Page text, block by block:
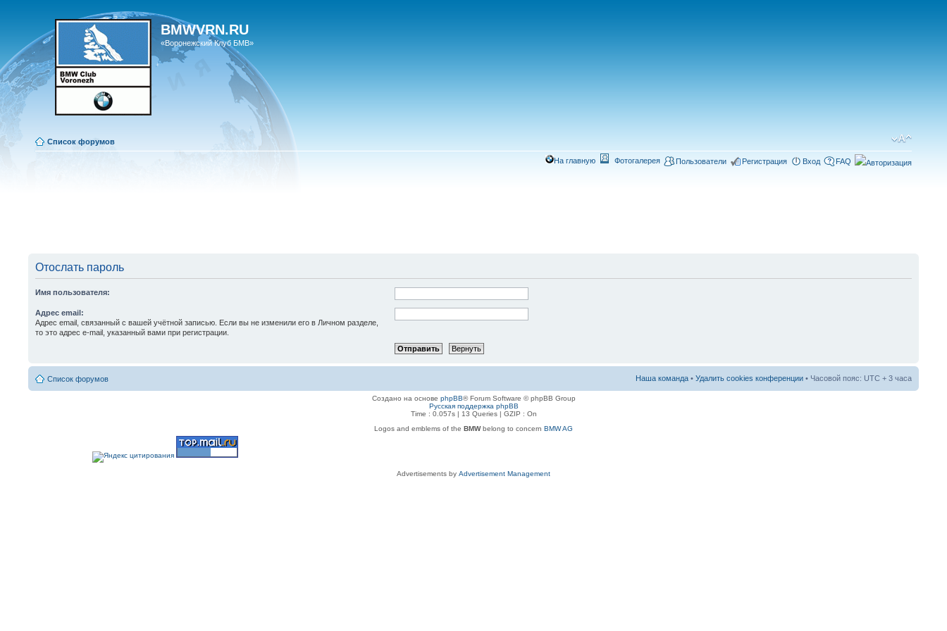
BMWVRN.RU
«Воронежский Клуб БМВ»
Список форумов
На главную Фотогалерея Пользователи Регистрация Вход FAQ
Отослать пароль
Имя пользователя:
Адрес email:
Адрес email, связанный с вашей учётной записью. Если вы не изменили его в Личном разделе,
то это адрес e-mail, указанный вами при регистрации.
Список форумов Наша команда • Удалить cookies конференции • Часовой пояс: UTC + 3 часа
Создано на основе phpBB® Forum Software © phpBB Group
Русская поддержка phpBB
Time : 0.057s | 13 Queries | GZIP : On
Logos and emblems of the BMWbelong to concern BMW AG
Advertisements by Advertisement Management